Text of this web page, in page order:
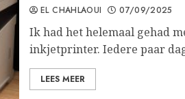
EL CHAHLAOUI 07/09/2025
Ik had het helemaal gehad
inkjetprinter. Iedere paar
LEES MEER